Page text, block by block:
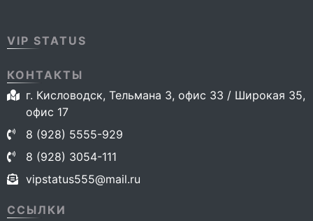
VIP STATUS
КОНТАКТЫ
г. Кисловодск, Тельмана 3, офис 33 / Широкая 35,
офис 17
8 (928) 5555-929
8 (928) 3054-111
vipstatus555@mail.ru
ССЫЛКИ